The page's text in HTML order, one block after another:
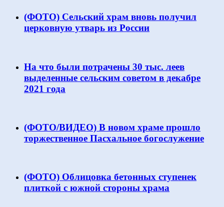
(ФОТО) Сельский храм вновь получил
церковную утварь из России
На что были потрачены 30 тыс. леев
выделенные сельским советом в декабре
2021 года
(ФОТО/ВИДЕО) В новом храме прошло
торжественное Пасхальное богослужение
(ФОТО) Облицовка бетонных ступенек
плиткой с южной стороны храма